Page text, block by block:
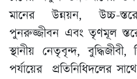
মানের উন্নয়ন, উচ্চ-
পুনরুজ্জীবন এবং তৃণমূল
স্থানীয় নেতৃবৃন্দ,
পর্যায়ের প্রতিনিধিদলের